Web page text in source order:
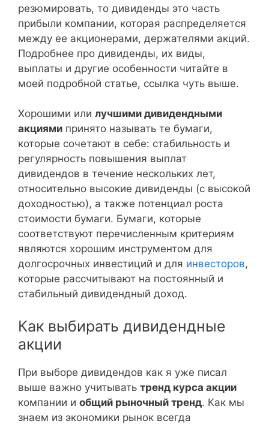
резюмировать, то дивиденды это часть
прибыли компании, которая распределяется
между ее акционерами, держателями акций.
Подробнее про дивиденды, их виды,
выплаты и другие особенности читайте в
моей подробной статье, ссылка чуть выше.
Хорошими или лучшими дивидендными
акциями принято называть те бумаги,
которые сочетают в себе: стабильность и
регулярность повышения выплат
дивидендов в течение нескольких лет,
относительно высокие дивиденды (с высокой
доходностью), а также потенциал роста
стоимости бумаги. Бумаги, которые
соответствуют перечисленным критериям
являются хорошим инструментом для
долгосрочных инвестиций и для инвесторов,
которые рассчитывают на постоянный и
стабильный дивидендный доход.
Как выбирать дивидендные
акции
При выборе дивидендов как я уже писал
выше важно учитывать тренд курса акции
компании и общий рыночный тренд. Как мы
знаем из экономики рынок всегда